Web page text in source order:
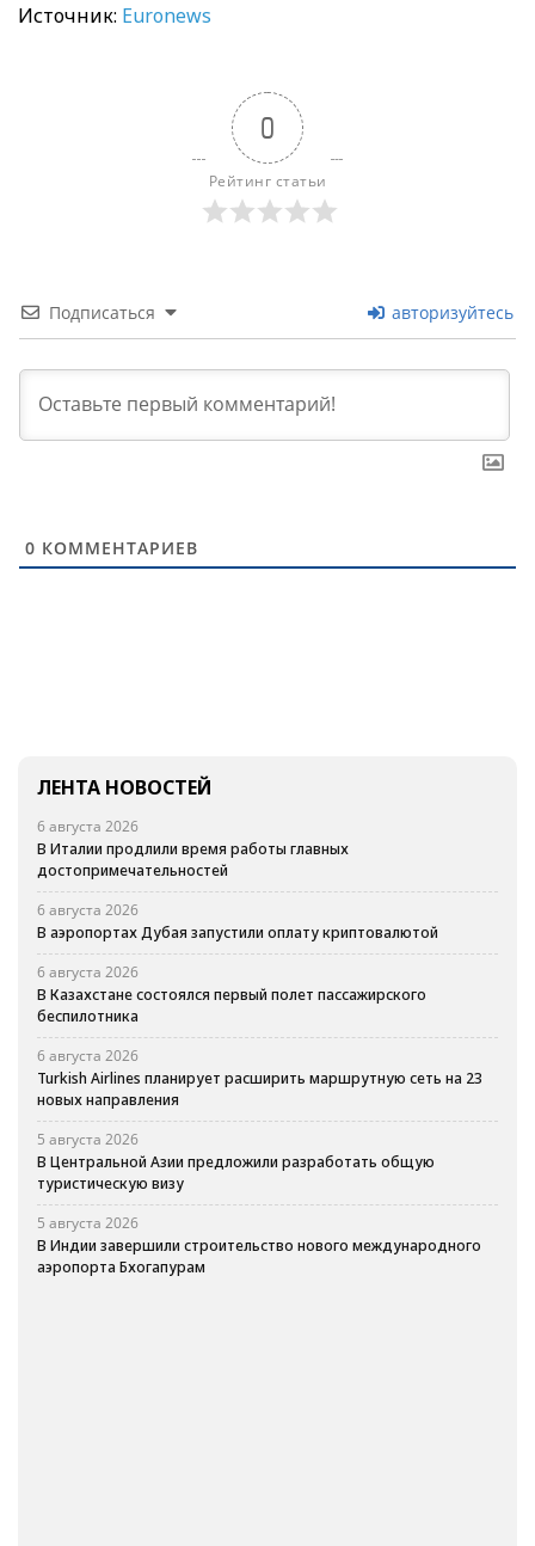
Источник: Euronews
0
Рейтинг статьи
Подписаться авторизуйтесь
0 КОММЕНТАРИЕВ
ЛЕНТА НОВОСТЕЙ
6 августа 2026
В Италии продлили время работы главных
достопримечательностей
6 августа 2026
В аэропортах Дубая запустили оплату криптовалютой
6 августа 2026
В Казахстане состоялся первый полет пассажирского
беспилотника
6 августа 2026
Turkish Airlines планирует расширить маршрутную сеть на 23
новых направления
5 августа 2026
В Центральной Азии предложили разработать общую
туристическую визу
5 августа 2026
В Индии завершили строительство нового международного
аэропорта Бхогапурам